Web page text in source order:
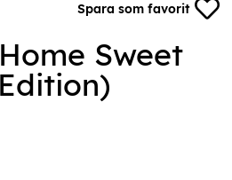
Spara som favorit
Sweet